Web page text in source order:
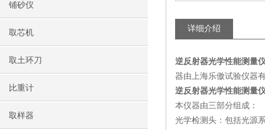
铺砂仪
取芯机
取土环刀
比重计
取样器
详细介绍
逆反射器光学性能测量
器由上海乐傲试验仪器
逆反射器光学性能测量
本仪器由三部分组成：
光学检测头：包括光源